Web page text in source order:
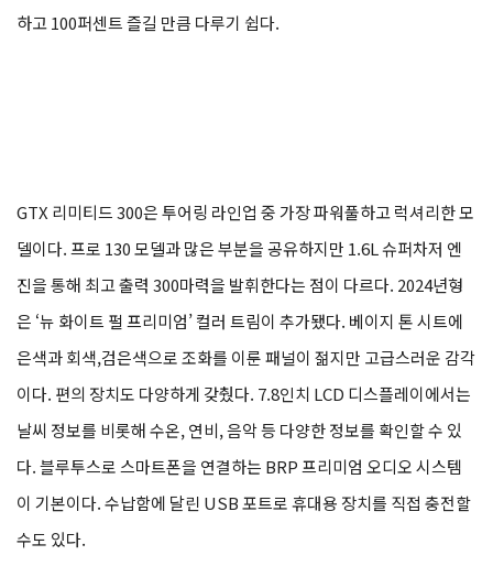
하고 100퍼센트 즐길 만큼 다루기 쉽다.
GTX 리미티드 300은 투어링 라인업 중 가장 파워풀하고 럭셔리한 모
델이다. 프로 130 모델과 많은 부분을 공유하지만 1.6L 슈퍼차저 엔
진을 통해 최고 출력 300마력을 발휘한다는 점이 다르다. 2024년형
은 ‘뉴 화이트 펄 프리미엄’ 컬러 트림이 추가됐다. 베이지 톤 시트에
은색과 회색,검은색으로 조화를 이룬 패널이 젊지만 고급스러운 감각
이다. 편의 장치도 다양하게 갖췄다. 7.8인치 LCD 디스플레이에서는
날씨 정보를 비롯해 수온, 연비, 음악 등 다양한 정보를 확인할 수 있
다. 블루투스로 스마트폰을 연결하는 BRP 프리미엄 오디오 시스템
이 기본이다. 수납함에 달린 USB 포트로 휴대용 장치를 직접 충전할
수도 있다.